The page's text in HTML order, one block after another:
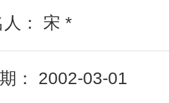
： 宋 *
： 2002-03-01